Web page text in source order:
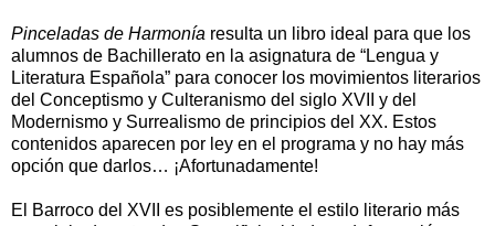
Pinceladas de Harmonía resulta un libro ideal para que los
alumnos de Bachillerato en la asignatura de “Lengua y
Literatura Española” para conocer los movimientos literarios
del Conceptismo y Culteranismo del siglo XVII y del
Modernismo y Surrealismo de principios del XX. Estos
contenidos aparecen por ley en el programa y no hay más
opción que darlos… ¡Afortunadamente!
El Barroco del XVII es posiblemente el estilo literario más